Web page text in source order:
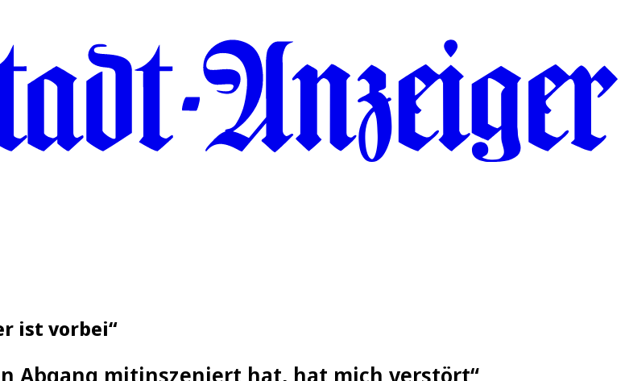
ist vorbei“
Abgang mitinszeniert hat, hat mich verstört“